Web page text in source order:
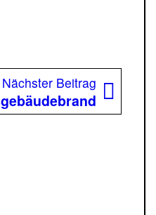
Nächster Beitrag Nächster
Beitrag: